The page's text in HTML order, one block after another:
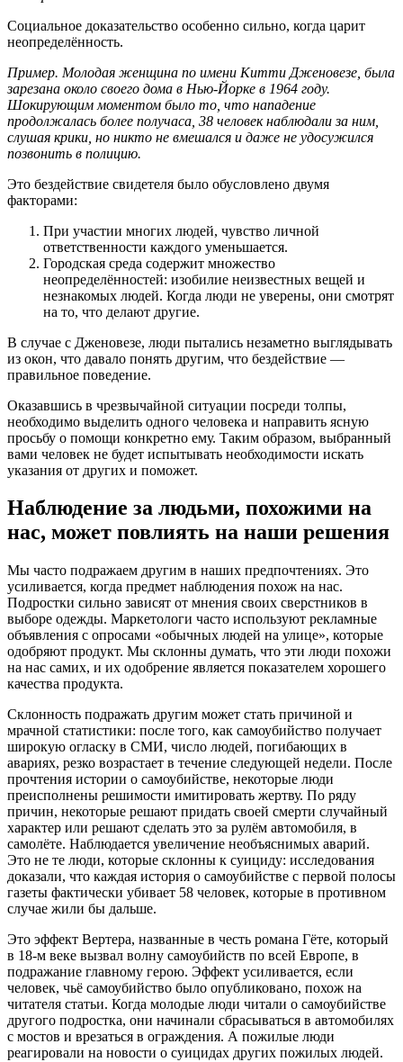
Социальное доказательство особенно сильно, когда царит
неопределённость.
Пример. Молодая женщина по имени Китти Дженовезе, была
зарезана около своего дома в Нью-Йорке в 1964 году.
Шокирующим моментом было то, что нападение
продолжалась более получаса, 38 человек наблюдали за ним,
слушая крики, но никто не вмешался и даже не удосужился
позвонить в полицию.
Это бездействие свидетеля было обусловлено двумя
факторами:
При участии многих людей, чувство личной
ответственности каждого уменьшается.
Городская среда содержит множество
неопределённостей: изобилие неизвестных вещей и
незнакомых людей. Когда люди не уверены, они смотрят
на то, что делают другие.
В случае с Дженовезе, люди пытались незаметно выглядывать
из окон, что давало понять другим, что бездействие —
правильное поведение.
Оказавшись в чрезвычайной ситуации посреди толпы,
необходимо выделить одного человека и направить ясную
просьбу о помощи конкретно ему. Таким образом, выбранный
вами человек не будет испытывать необходимости искать
указания от других и поможет.
Наблюдение за людьми, похожими на
нас, может повлиять на наши решения
Мы часто подражаем другим в наших предпочтениях. Это
усиливается, когда предмет наблюдения похож на нас.
Подростки сильно зависят от мнения своих сверстников в
выборе одежды. Маркетологи часто используют рекламные
объявления с опросами «обычных людей на улице», которые
одобряют продукт. Мы склонны думать, что эти люди похожи
на нас самих, и их одобрение является показателем хорошего
качества продукта.
Склонность подражать другим может стать причиной и
мрачной статистики: после того, как самоубийство получает
широкую огласку в СМИ, число людей, погибающих в
авариях, резко возрастает в течение следующей недели. После
прочтения истории о самоубийстве, некоторые люди
преисполнены решимости имитировать жертву. По ряду
причин, некоторые решают придать своей смерти случайный
характер или решают сделать это за рулём автомобиля, в
самолёте. Наблюдается увеличение необъяснимых аварий.
Это не те люди, которые склонны к суициду: исследования
доказали, что каждая история о самоубийстве с первой полосы
газеты фактически убивает 58 человек, которые в противном
случае жили бы дальше.
Это эффект Вертера, названные в честь романа Гёте, который
в 18-м веке вызвал волну самоубийств по всей Европе, в
подражание главному герою. Эффект усиливается, если
человек, чьё самоубийство было опубликовано, похож на
читателя статьи. Когда молодые люди читали о самоубийстве
другого подростка, они начинали сбрасываться в автомобилях
с мостов и врезаться в ограждения. А пожилые люди
реагировали на новости о суицидах других пожилых людей.